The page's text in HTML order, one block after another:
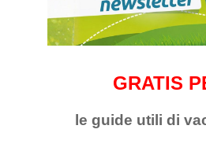
GRATIS
le guide utili di